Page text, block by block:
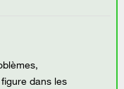
dans les